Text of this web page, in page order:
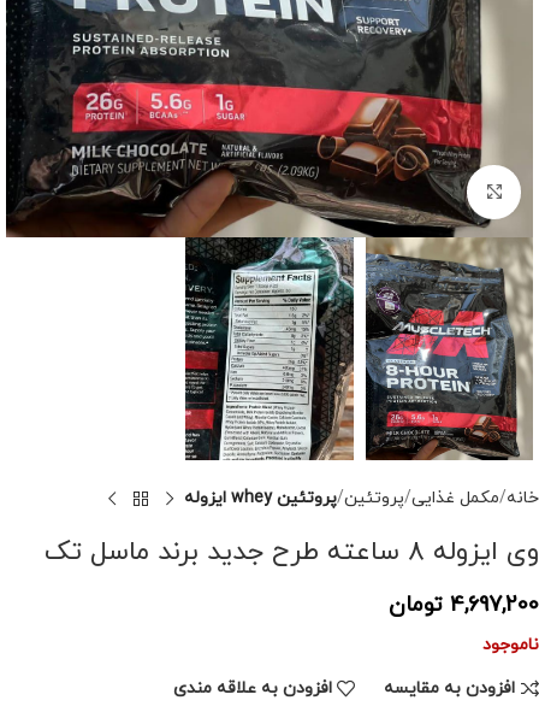
برای بزرگنمایی کلیک کنید
خانه مکمل غذایی پروتئین پروتئین whey ایزوله
وی ایزوله 8 ساعته طرح جدید برند ماسل تک
4,697,200 تومان
ناموجود
افزودن به مقایسه
افزودن به علاقه مندی